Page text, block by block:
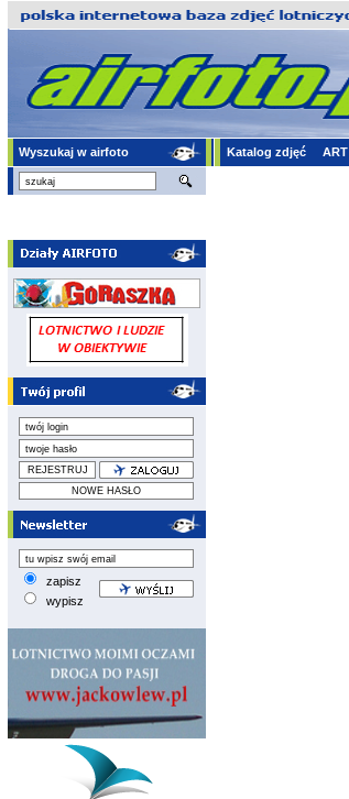
Wyszukaj w airfoto Katalog zdjęć ART
zapisz
wypisz